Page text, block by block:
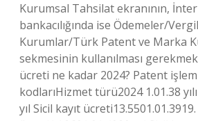
Kurumsal Tahsilat ekranının,
bankacılığında ise Ödemeler/
Kurumlar/Türk Patent ve Marka
sekmesinin kullanılması
ücreti ne kadar 2024? Patent
kodlarıHizmet türü2024 1.01.38
yıl Sicil kayıt ücreti13.5501.01.3919.